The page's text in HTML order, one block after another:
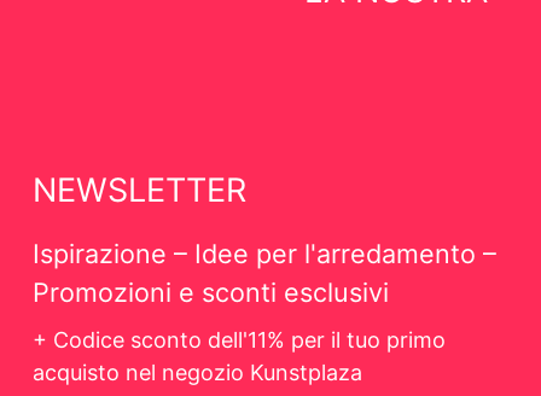
NEWSLETTER
Ispirazione – Idee per l'arredamento –
Promozioni e sconti esclusivi
+ Codice sconto dell'11% per il tuo primo
acquisto nel negozio Kunstplaza